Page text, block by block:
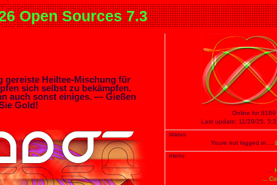
Open Sources 7.3
Heiltee-Mischung für
sich selbst zu bekämpfen.
auch sonst einiges. — Gießen
Gold!
Online for 8189
Last update: 11/29/25,
status
Youre not logged in ...
menu
...